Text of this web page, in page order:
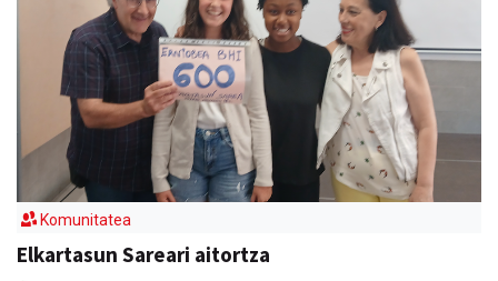
Komunitatea
Elkartasun Sareari aitortza